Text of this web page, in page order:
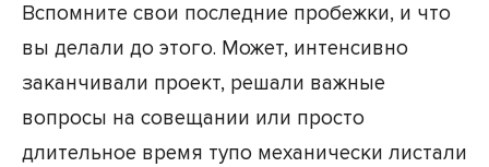
Вспомните свои последние пробежки, и что
вы делали до этого. Может, интенсивно
заканчивали проект, решали важные
вопросы на совещании или просто
длительное время тупо механически листали